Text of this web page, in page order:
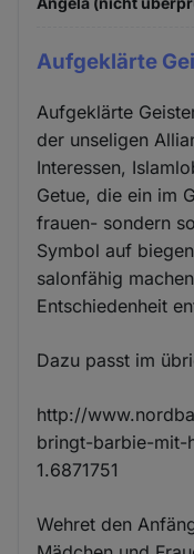
Aufgeklärte
Aufgeklärte
der unseligen
Interessen,
Getue, die ein im
frauen- sondern
Symbol auf
salonfähig
Entschiedenheit
Dazu passt im
http://
bringt-barbie-mit-
1.6871751
Wehret den